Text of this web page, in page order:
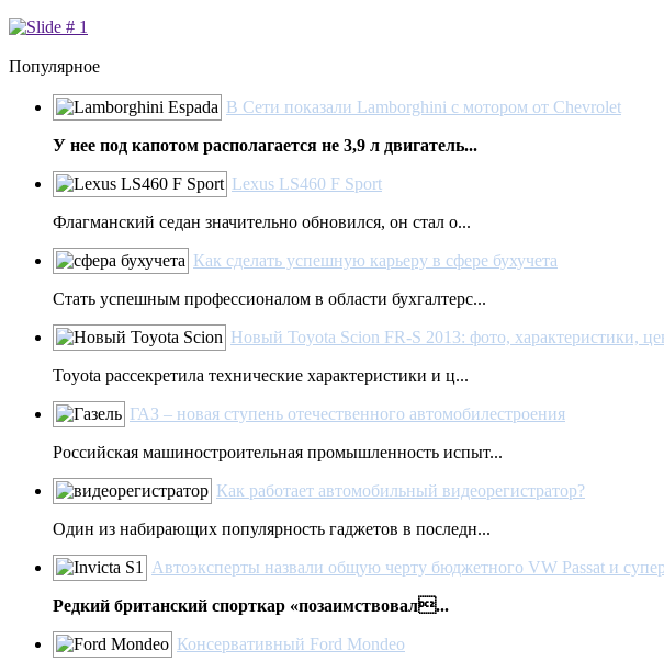
Популярное
В Сети показали Lamborghini с мотором от Chevrolet
У нее под капотом располагается не 3,9 л двигатель...
Lexus LS460 F Sport
Флагманский седан значительно обновился, он стал о...
Как сделать успешную карьеру в сфере бухучета
Стать успешным профессионалом в области бухгалтерс...
Новый Toyota Scion FR-S 2013: фото, характеристики,
Toyota рассекретила технические характеристики и ц...
ГАЗ – новая ступень отечественного автомобилестроения
Российская машиностроительная промышленность испыт...
Как работает автомобильный видеорегистратор?
Один из набирающих популярность гаджетов в последн...
Автоэксперты назвали общую черту бюджетного VW Passat и
Редкий британский спорткар «позаимствовал...
Консервативный Ford Mondeo